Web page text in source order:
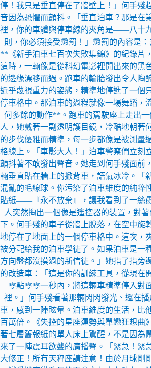
停！我只是垂直停在了牆壁上！」何手殘
音因為恐懼而顫抖。「垂直泊車？那是在
裡，你的車體與停車線的夾角是——八十
則，你必須接受懲罰！」懲罰的內容是
**《新手泊車七百次失敗集錦》的紀錄片
這時，一輛像是從科幻電影裡開出來的黑
的邊緣漂移而過。跑車的輪胎發出令人陶
近乎蔑視重力的姿態，精準地停進了一個
停車格中。那泊車的過程就像一場舞蹈，
何多餘的動作**。跑車的駕駛座上走出
人，她戴著一副透明護目鏡，冷酷地朝著
的步伐優雅而精準，每一步都像是被測量
格線上。「車影大人！」泊車警察們立刻
顫抖著不敢發出聲音。她走到何手殘面前
輛垂直貼在牆上的掀背車，語氣冰冷。「
混亂的毛線球。你污染了泊車維度的純粹
貼紙——『永不放棄』，讓我看到了一絲
人突然掏出一個像是遙控器的裝置，對
下。何手殘的車子從牆上脫落，在空中旋
地停在了地面上的一個停車格中。這次
被分配給我的泊車學徒了。如果泊車是一
方向盤都沒摸過的新信徒。」她指了指旁
的改造車：「這是你的訓練工具，從現在
零點零零一秒內，將這輛車精準停入對
裡。」何手殘看著那輛閃閃發光、還在
車，感到一陣眩暈。泊車維度的生活，比
百萬倍。《失控的星座運勢與單戀狂想曲
著七層舊報紙的單人床上驚醒，不是因為
來了一陣震耳欲聾的廣播聲。「緊急！緊
大修正！所有天秤座請注意！由於月球剛